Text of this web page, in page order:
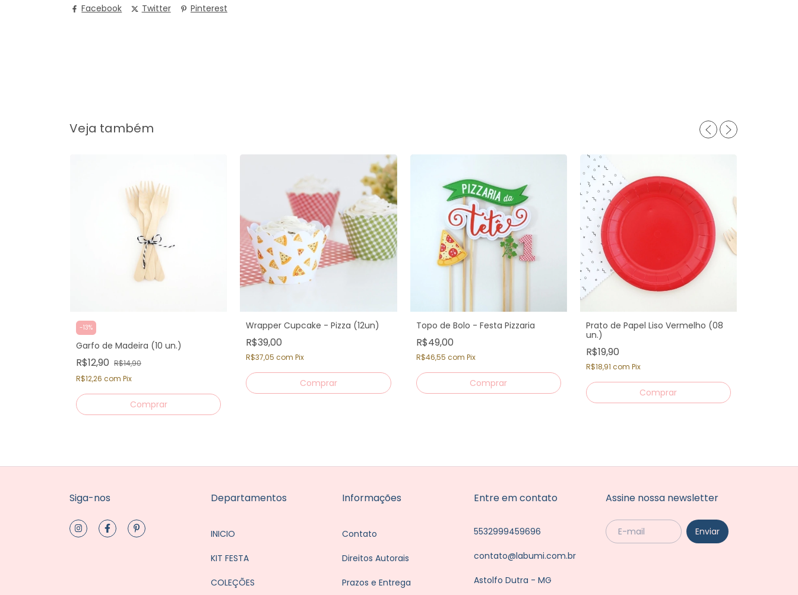
Facebook Twitter Pinterest
Veja também
-13%
Garfo de Madeira (10 un.)
R$12,90 R$14,90
R$12,26 com Pix
Wrapper Cupcake - Pizza (12un)
R$39,00
R$37,05com Pix
Comprar
Topo de Bolo - Festa Pizzaria
R$49,00
R$46,55 com Pix
Prato de Papel Liso Vermelho (08
un.)
R$19,90
R$18,91 com Pix
Siga-nos Departamentos
INICIO
KIT FESTA
COLEÇÕES
Informações
Contato
Direitos Autorais
Prazos e Entrega
Entre em contato
5532999459696
contato@labumi.com.br
Astolfo Dutra - MG
Assine nossa newsletter